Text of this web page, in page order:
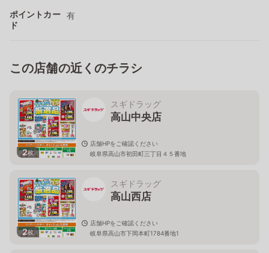
ポイントカー
ド
有
この店舗の近くのチラシ
2枚
スギドラッグ
高山中央店
店舗HPをご確認ください
岐阜県高山市初田町三丁目４５番地
2枚
スギドラッグ
高山西店
店舗HPをご確認ください
岐阜県高山市下岡本町1784番地1